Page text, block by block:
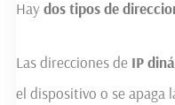
Haydos tipos de
Las direcciones de IP
el dispositivo o se apaga